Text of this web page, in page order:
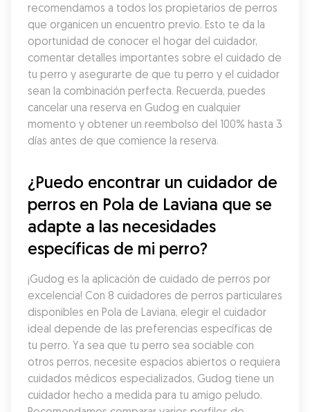
recomendamos a todos los propietarios de perros
que organicen un encuentro previo. Esto te da la
oportunidad de conocer el hogar del cuidador,
comentar detalles importantes sobre el cuidado de
tu perro y asegurarte de que tu perro y el cuidador
sean la combinación perfecta. Recuerda, puedes
cancelar una reserva en Gudog en cualquier
momento y obtener un reembolso del 100% hasta 3
días antes de que comience la reserva.
¿Puedo encontrar un cuidador de
perros en Pola de Laviana que se
adapte a las necesidades
específicas de mi perro?
¡Gudog es la aplicación de cuidado de perros por
excelencia! Con 8 cuidadores de perros particulares
disponibles en Pola de Laviana, elegir el cuidador
ideal depende de las preferencias específicas de
tu perro. Ya sea que tu perro sea sociable con
otros perros, necesite espacios abiertos o requiera
cuidados médicos especializados, Gudog tiene un
cuidador hecho a medida para tu amigo peludo.